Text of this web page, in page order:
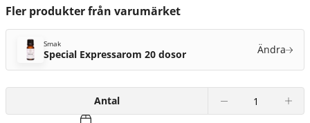
Fler produkter från varumärket
Smak
Special Expressarom 20 dosor Ändra
Antal